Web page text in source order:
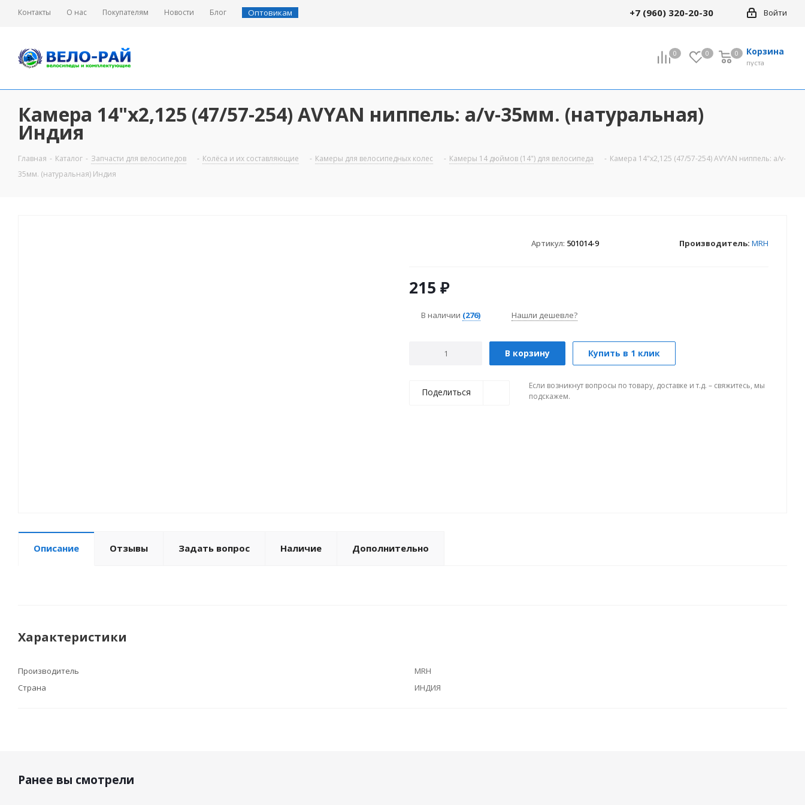
Контакты О нас Покупателям Новости Блог Оптовикам Войти
+7 (960) 320-20-30
0 0 Корзина
0
пуста
0
Камера 14"х2,125 (47/57-254) AVYAN ниппель: a/v-35мм. (натуральная)
Индия
Главная - Каталог - Запчасти для велосипедов - Колёса и их составляющие - Камеры для велосипедных колес - Камеры 14 дюймов (14") для велосипеда - Камера 14"х2,125 (47/57-254) AVYAN ниппель: a/v-
35мм. (натуральная) Индия
Артикул: 501014-9 Производитель: MRH
215 ₽
В наличии (276) Нашли дешевле?
В корзину Купить в 1 клик
Поделиться
Если возникнут вопросы по товару, доставке и т.д. – свяжитесь, мы
подскажем.
Описание Отзывы Задать вопрос Наличие Дополнительно
Характеристики
Производитель
MRH
Страна
ИНДИЯ
Ранее вы смотрели